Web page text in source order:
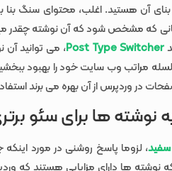
آن هستید. اغلب، محتوای سنگ بنا
که مشخص شود که آن نوشته چقدر
Post Type Switcher، می توانید آن
مراتب وب سایت خود را بهبود
در وردپرس از آن بهره می برند
نوشته ها برای سئو
، لزوما پاسخ روشنی در مورد اینکه